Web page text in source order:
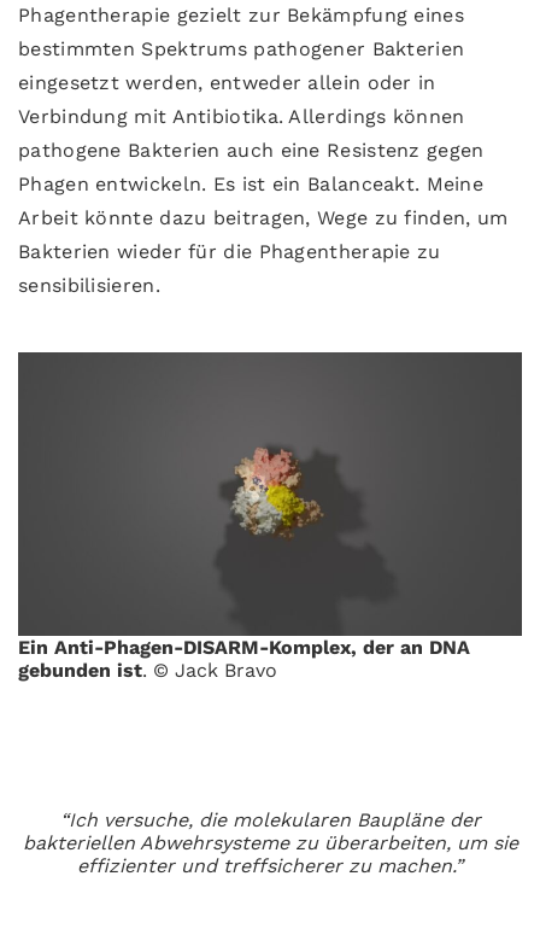
Phagentherapie gezielt zur Bekämpfung eines
bestimmten Spektrums pathogener Bakterien
eingesetzt werden, entweder allein oder in
Verbindung mit Antibiotika. Allerdings können
pathogene Bakterien auch eine Resistenz gegen
Phagen entwickeln. Es ist ein Balanceakt. Meine
Arbeit könnte dazu beitragen, Wege zu finden, um
Bakterien wieder für die Phagentherapie zu
sensibilisieren.
Ein Anti-Phagen-DISARM-Komplex, der an DNA
gebunden ist. © Jack Bravo
“Ich versuche, die molekularen Baupläne der
bakteriellen Abwehrsysteme zu überarbeiten, um sie
effizienter und treffsicherer zu machen.”